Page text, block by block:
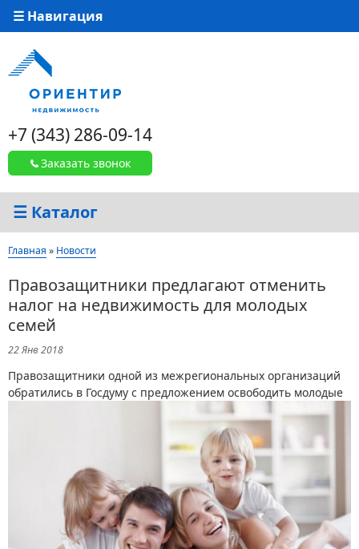
☰ Навигация
+7 (343) 286-09-14
Заказать звонок
☰ Каталог
Вы здесь
Главная » Новости
Правозащитники предлагают отменить
налог на недвижимость для молодых
семей
22 Янв 2018
Правозащитники одной из межрегиональных организаций
обратились в Госдуму с предложением освободить молодые